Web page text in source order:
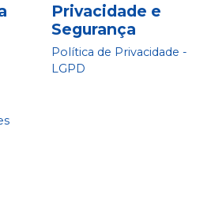
Privacidade e
Segurança
Política de Privacidade -
LGPD